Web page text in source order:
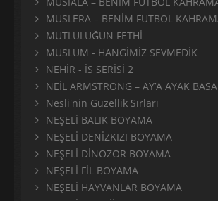
MUSLERA – BENİM FUTBOL
MUTLULUĞUN FETHİ
MÜSLÜM - HANGİMİZ SEVMEDİK
NEHİR - İS SERİSİ 2
NEİL ARMSTRONG – AY’A AYAK
Nesli'nin Güzellik Sırları
NEŞELİ BALIK BOYAMA
NEŞELİ DENİZKIZI BOYAMA
NEŞELİ DİNOZOR BOYAMA
NEŞELİ FİL BOYAMA
NEŞELİ HAYVANLAR BOYAMA